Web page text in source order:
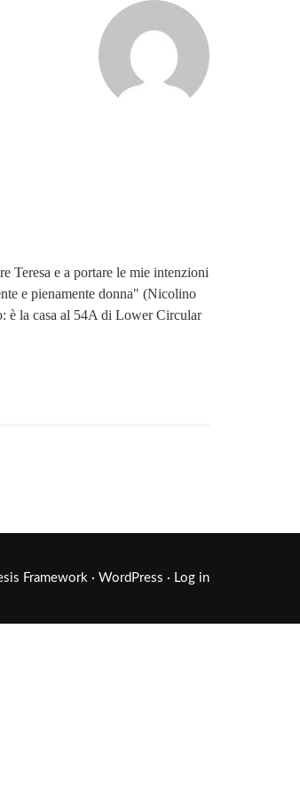
Teresa e a portare le mie intenzioni
e pienamente donna" (Nicolino
è la casa al 54A di Lower Circular
Framework · WordPress · Log in